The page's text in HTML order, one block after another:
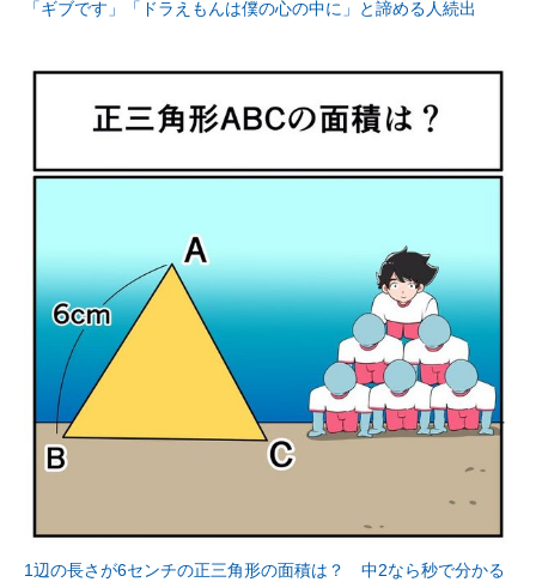
「ギブです」「ドラえもんは僕の心の中に」と諦める人続出
1辺の長さが6センチの正三角形の面積は？ 中2なら秒で分かる